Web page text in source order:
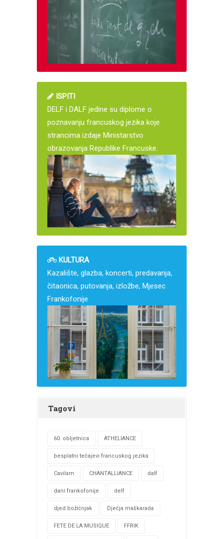
ISPITI
DELF i DALF jedine su diplome o
poznavanju francuskog jezika koje
strancima izdaje Ministarstvo
obrazovanja Republike Francuske.
KULTURA
Kazalište, glazba, koncerti, predavanja,
čitaonica, putovanja, izložbe, Mjesec
Frankofonije
Tagovi
60. obljetnica ATHELIANCE
besplatni tečajevi francuskog jezika
Cavilam CHANTALLIANCE dalf
dani frankofonije delf
djed božićnjak Dječja maškarada
FETE DE LA MUSIQUE FFRIK